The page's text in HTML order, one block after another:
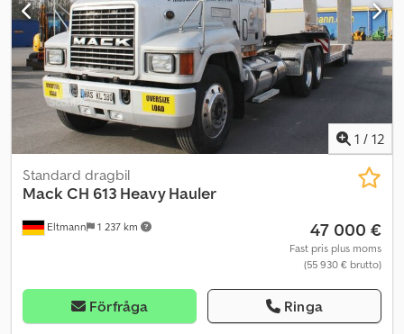
1 / 12
Eltmann 1 237 km
Standard dragbil
MackCH 613 Heavy Hauler
47 000 €
Fast pris plus moms
(55 930 € brutto)
Förfråga Ringa